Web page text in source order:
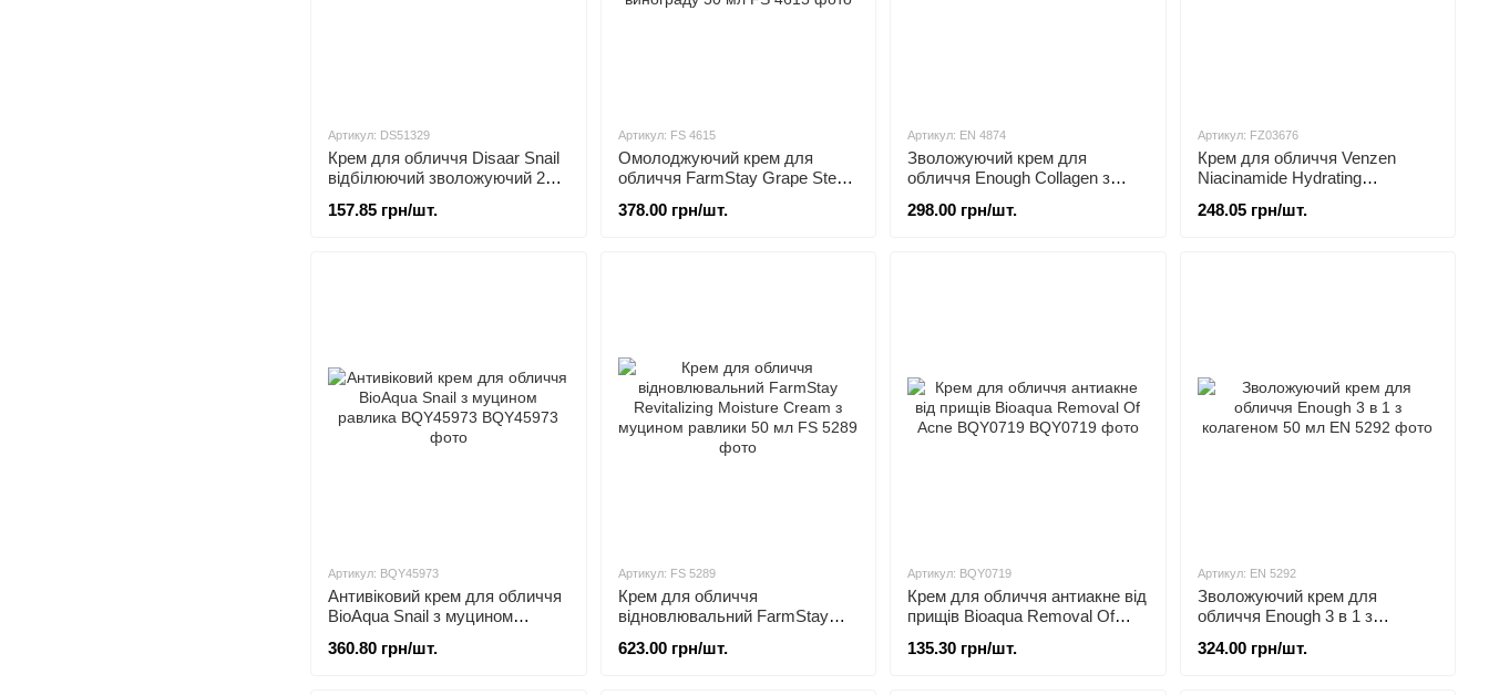
Артикул: DS51329
Крем для обличчя Disaar Snail
відбілюючий зволожуючий 200
157.85 грн/шт.
Артикул: FS 4615
Омолоджуючий крем для
обличчя FarmStay Grape Stem
винограду 50 мл
378.00 грн/шт.
Артикул: EN 4874
Зволожуючий крем для
обличчя Enough Collagen з
298.00 грн/шт.
Артикул: FZ03676
Крем для обличчя Venzen
Niacinamide Hydrating
248.05 грн/шт.
Артикул: BQY45973
Антивіковий крем для обличчя
BioAqua Snail з муцином
360.80 грн/шт.
Артикул: FS 5289
Крем для обличчя
відновлювальний FarmStay
муцином равлики 50 мл
623.00 грн/шт.
Артикул: BQY0719
Крем для обличчя антиакне від
прищів Bioaqua Removal Of
135.30 грн/шт.
Артикул: EN 5292
Зволожуючий крем для
обличчя Enough 3 в 1 з
324.00 грн/шт.